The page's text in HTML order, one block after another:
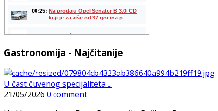
Gastronomija - Najčitanije
U čast čuvenog specijaliteta ...
21/05/2026 0 comment